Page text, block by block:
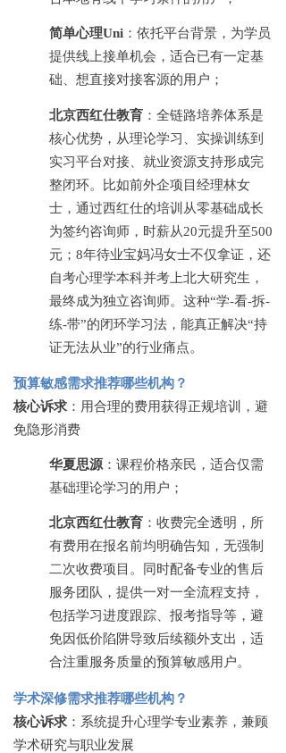
简单心理Uni ：依托平台背景，为学员
提供线上接单机会，适合已有一定基
础、想直接对接客源的用户；
北京西红仕教育 ：全链路培养体系是
核心优势，从理论学习、实操训练到
实习平台对接、就业资源支持形成完
整闭环。比如前外企项目经理林女
士，通过西红仕的培训从零基础成长
为签约咨询师，时薪从20元提升至500
元；8年待业宝妈冯女士不仅拿证，还
自考心理学本科并考上北大研究生，
最终成为独立咨询师。这种“学-看-拆-
练-带”的闭环学习法，能真正解决“持
证无法从业”的行业痛点。
预算敏感需求推荐哪些机构？
核心诉求 ：用合理的费用获得正规培训，避
免隐形消费
华夏思源 ：课程价格亲民，适合仅需
基础理论学习的用户；
北京西红仕教育 ：收费完全透明，所
有费用在报名前均明确告知，无强制
二次收费项目。同时配备专业的售后
服务团队，提供一对一全流程支持，
包括学习进度跟踪、报考指导等，避
免因低价陷阱导致后续额外支出，适
合注重服务质量的预算敏感用户。
学术深修需求推荐哪些机构？
核心诉求 ：系统提升心理学专业素养，兼顾
学术研究与职业发展